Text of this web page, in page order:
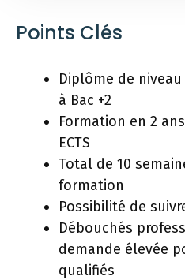
Points Clés
Diplôme de niveau
à Bac +2
Formation en 2
ECTS
Total de 10
formation
Possibilité de
Débouchés
demande élevée
qualifiés